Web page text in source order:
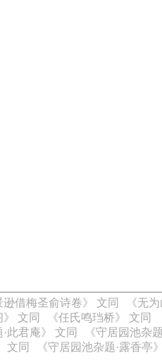
逊借梅圣俞诗卷》 文同 《无
》 文同 《任氏鸣珰桥》 文同
·此君庵》 文同 《守居园池杂
文同 《守居园池杂题·露香亭